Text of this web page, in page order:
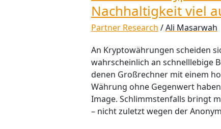
Nachhaltigkeit viel
Partner Research /Ali Masarwah
An Kryptowährungen scheiden
wahrscheinlich an schnelllebige
denen Großrechner mit einem
Währung ohne Gegenwert
Image. Schlimmstenfalls bringt
– nicht zuletzt wegen der